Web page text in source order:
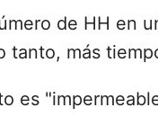
de HH en
tanto, más
es